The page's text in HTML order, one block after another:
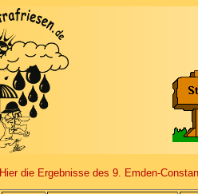
Hier die Ergebnisse des 9. Emden-